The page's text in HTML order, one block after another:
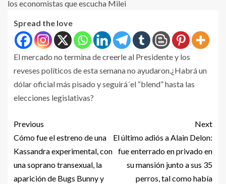
Spread the love
El mercado no termina de creerle al Presidente y los
reveses políticos de esta semana no ayudaron.¿Habrá un
dólar oficial más pisado y seguirá´el “blend” hasta las
elecciones legislativas?
Previous
Cómo fue el estreno de una
Kassandra experimental, con
una soprano transexual, la
aparición de Bugs Bunny y
Next
El último adiós a Alain Delon:
fue enterrado en privado en
su mansión junto a sus 35
perros, tal como había